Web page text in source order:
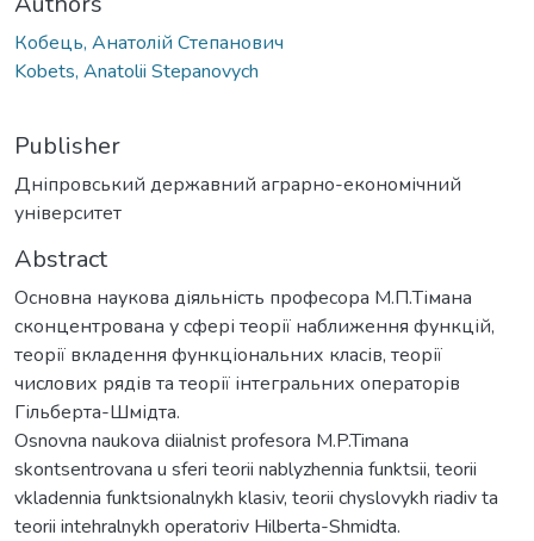
Кобець, Анатолій Степанович
Kobets, Anatolii Stepanovych
Publisher
Дніпровський державний аграрно-економічний
університет
Abstract
Основна наукова діяльність професора М.П.Тімана
сконцентрована у сфері теорії наближення функцій,
теорії вкладення функціональних класів, теорії
числових рядів та теорії інтегральних операторів
Гільберта-Шмідта.
Osnovna naukova diialnist profesora M.P.Timana
skontsentrovana u sferi teorii nablyzhennia funktsii, teorii
vkladennia funktsionalnykh klasiv, teorii chyslovykh riadiv ta
teorii intehralnykh operatoriv Hilberta-Shmidta.